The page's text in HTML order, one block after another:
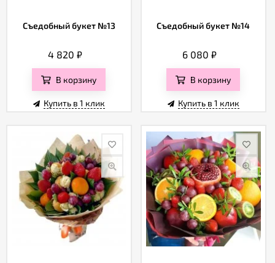
Съедобный букет №13
4 820₽
В корзину
Купить в 1 клик
Съедобный букет №14
6 080₽
В корзину
Купить в 1 клик